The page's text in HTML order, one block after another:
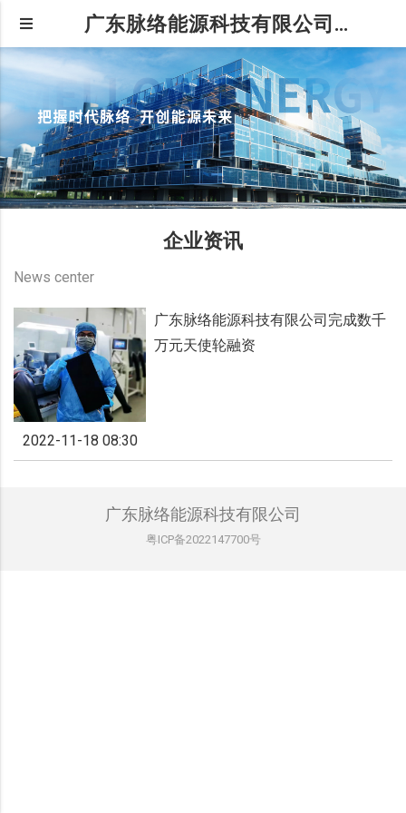
广东脉络能源科技有限公司|新闻中心
企业资讯
News center
2022-11-18 08:30
广东脉络能源科技有限公司完成数千
万元天使轮融资
广东脉络能源科技有限公司
粤ICP备2022147700号